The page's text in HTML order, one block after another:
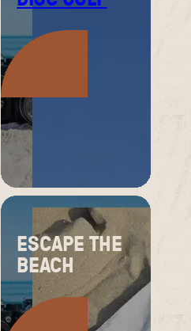
ESCAPE THE
BEACH